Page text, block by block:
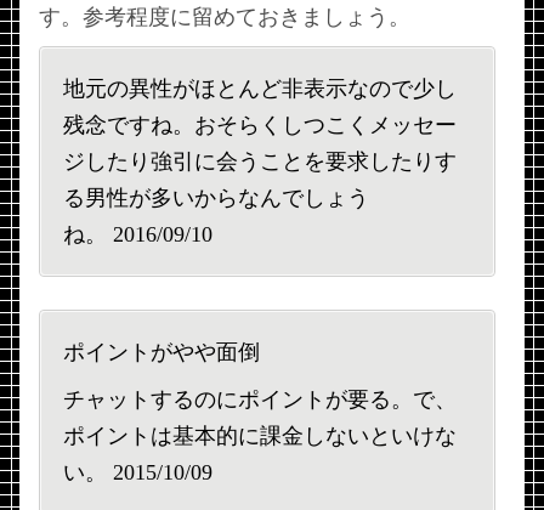
す。参考程度に留めておきましょう。
地元の異性がほとんど非表示なので少し
残念ですね。おそらくしつこくメッセー
ジしたり強引に会うことを要求したりす
る男性が多いからなんでしょう
ね。 2016/09/10
ポイントがやや面倒
チャットするのにポイントが要る。で、
ポイントは基本的に課金しないといけな
い。 2015/10/09